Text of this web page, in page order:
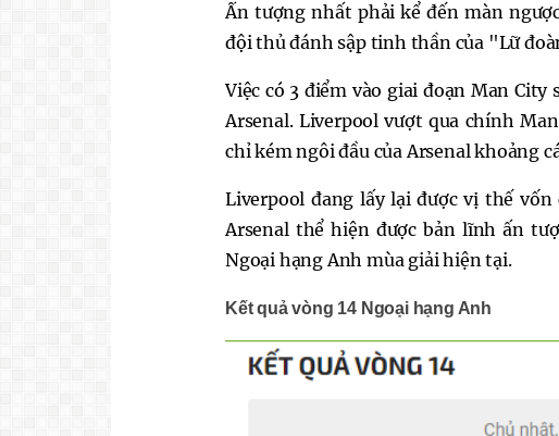
Ấn tượng nhất phải kể đến màn
đội thủ đánh sập tinh thần của "Lữ
Việc có 3 điểm vào giai đoạn Man
Arsenal. Liverpool vượt qua chính
chỉ kém ngôi đầu của Arsenal khoảng
Liverpool đang lấy lại được vị thế
Arsenal thể hiện được bản lĩnh ấn
Ngoại hạng Anh mùa giải hiện tại.
Kết quả vòng 14 Ngoại hạng Anh